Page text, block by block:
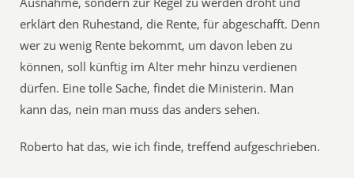
erklärt den Ruhestand, die Rente, für abgeschafft. Denn
wer zu wenig Rente bekommt, um davon leben zu
können, soll künftig im Alter mehr hinzu verdienen
dürfen. Eine tolle Sache, findet die Ministerin. Man
kann das, nein man muss das anders sehen.
Roberto hat das, wie ich finde, treffend aufgeschrieben.